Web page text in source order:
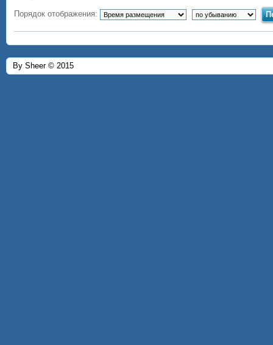
Порядок отображения:
By Sheer © 2015